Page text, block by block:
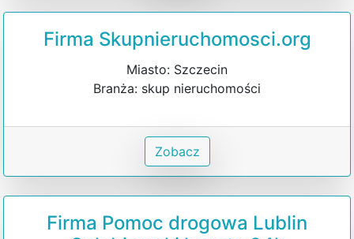
Firma Skupnieruchomosci.org
Miasto: Szczecin
Branża: skup nieruchomości
Zobacz
Firma Pomoc drogowa Lublin